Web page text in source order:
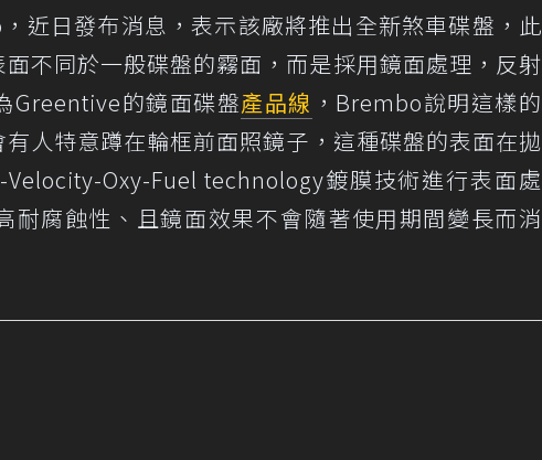
近日發布消息，表示該廠將推出全新煞車碟盤，此
不同於一般碟盤的霧面，而是採用鏡面處理，反射
Greentive的鏡面碟盤產品線 ，Brembo說明這樣的
人特意蹲在輪框前面照鏡子，這種碟盤的表面在拋
Oxy-Fuel technology鍍膜技術進行表面處
耐腐蝕性、且鏡面效果不會隨著使用期間變長而消